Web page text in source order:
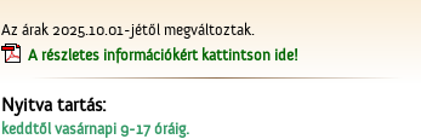
Az árak 2025.10.01-jétől megváltoztak.
A részletes információkért kattintson ide!
Nyitva tartás:
keddtől vasárnapi 9-17 óráig.